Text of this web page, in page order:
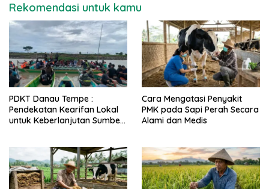
Rekomendasi untuk kamu
PDKT Danau Tempe :
Pendekatan Kearifan Lokal
untuk Keberlanjutan Sumber
Cara Mengatasi Penyakit
PMK pada Sapi Perah Secara
Alami dan Medis